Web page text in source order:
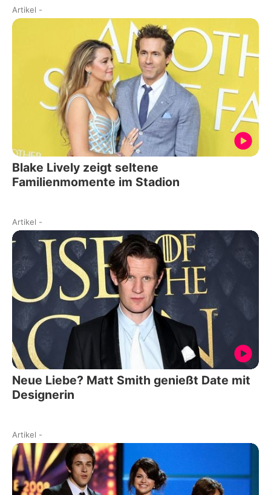
Artikel -
Blake Lively zeigt seltene
Familienmomente im Stadion
Artikel -
Neue Liebe? Matt Smith genießt Date mit
Designerin
Artikel -